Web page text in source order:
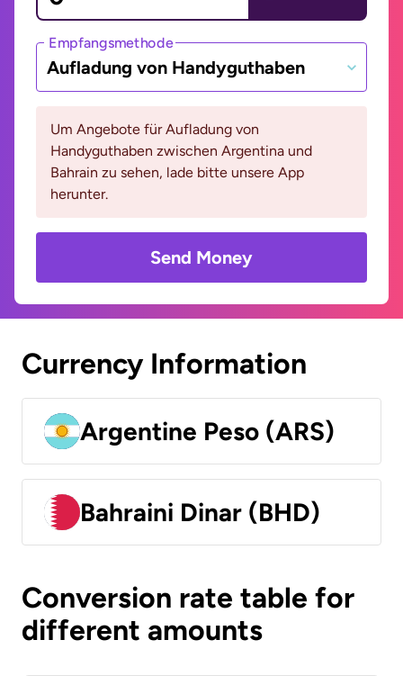
Empfangsmethode
Aufladung von Handyguthaben
Um Angebote für Aufladung von
Handyguthaben zwischen Argentina und
Bahrain zu sehen, lade bitte unsere App
herunter.
Send Money
Currency Information
Argentine Peso (ARS)
Bahraini Dinar (BHD)
Conversion rate table for
different amounts